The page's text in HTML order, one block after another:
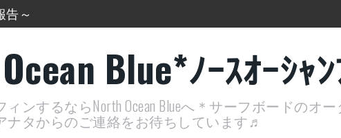
明けました〜
告ww
就任報告と支部予選・検定開催決定！
Blue*ﾉｰｽｵｰｼｬ
ィンするならNorth Ocean Blueへ＊サーフボードのオ
タからのご連絡をお待ちしています♬